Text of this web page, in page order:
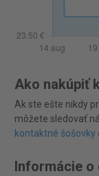
Ako nakúpiť
Ak ste ešte nikdy
môžete sledovať
kontaktné šošovky
Informácie o